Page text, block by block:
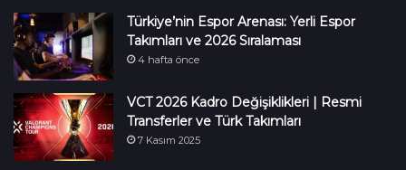
Türkiye’nin Espor Arenası: Yerli Espor
Takımları ve 2026 Sıralaması
4 hafta önce
VCT 2026 Kadro Değişiklikleri | Resmi
Transferler ve Türk Takımları
7 Kasım 2025